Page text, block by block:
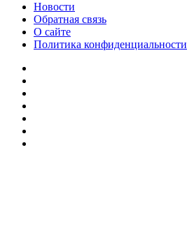
Новости
Обратная связь
О сайте
Политика конфиденциальности